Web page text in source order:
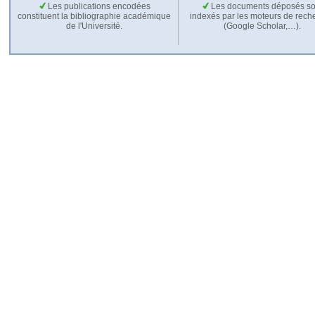
Les publications encodées
constituent la bibliographie académique
de l'Université.
Les documents déposés
indexés par les moteurs de
(Google Scholar,…).